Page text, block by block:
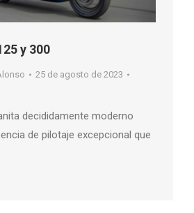
y 300
25 de agosto de 2023
decididamente moderno
de pilotaje excepcional que